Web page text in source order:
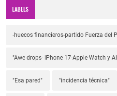
LABELS
-huecos financieros-partido Fuerza del
"Awe drops- iPhone 17-Apple Watch y
"Esa pared" "incidencia técnica"